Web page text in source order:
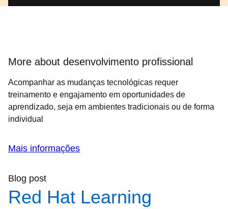
More about desenvolvimento profissional
Acompanhar as mudanças tecnológicas requer
treinamento e engajamento em oportunidades de
aprendizado, seja em ambientes tradicionais ou de forma
individual
Mais informações
Blog post
Red Hat Learning